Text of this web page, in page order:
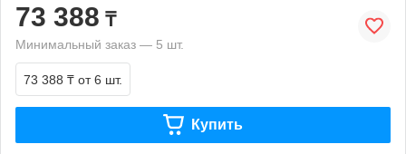
73 388 ₸
Минимальный заказ — 5 шт.
73 388 ₸ от 6 шт.
Купить